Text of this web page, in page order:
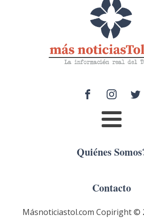
Quiénes
Contacto
Másnoticiastol.com Copiright ©